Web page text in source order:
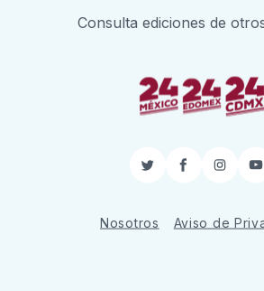
Consulta ediciones de
TwitterFacebook
Nosotros Aviso de